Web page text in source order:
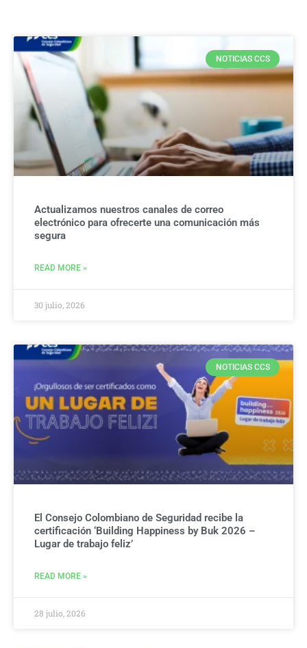
NOTICIAS CCS
Actualizamos nuestros canales de correo
electrónico para ofrecerte una comunicación más
segura
READ MORE »
30 julio, 2026
NOTICIAS CCS
El Consejo Colombiano de Seguridad recibe la
certificación ‘Building Happiness by Buk 2026 –
Lugar de trabajo feliz’
READ MORE »
28 julio, 2026